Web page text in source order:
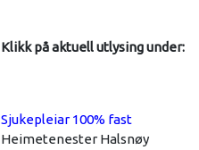
Klikk på aktuell utlysing under:
Sjukepleiar 100% fast
Heimetenester Halsnøy